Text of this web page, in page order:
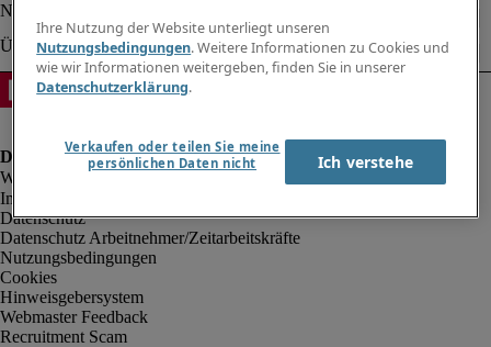
Impressum
Datenschutz
Datenschutz Arbeitnehmer/Zeitarbeitskräfte
Nutzungsbedingungen
Cookies
Hinweisgebersystem
Webmaster Feedback
Recruitment Scam
Ihre Nutzung der Website unterliegt unseren
Nutzungsbedingungen. Weitere Informationen zu Cookies und
wie wir Informationen weitergeben, finden Sie in unserer
Datenschutzerklärung.
Verkaufen oder teilen Sie meine
persönlichen Daten nicht
Ich verstehe